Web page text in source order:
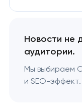
Новости не
аудитории.
Мы выбираем
и SEO-эффект.